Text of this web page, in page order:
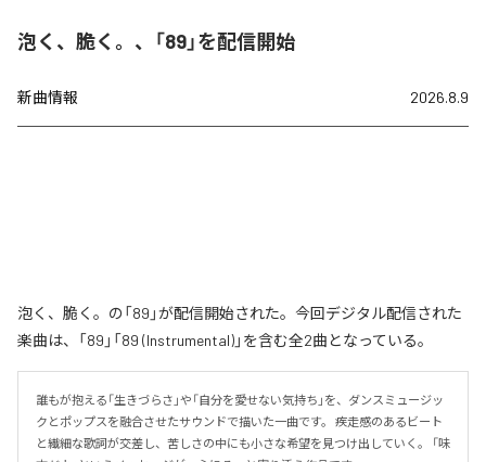
泡く、脆く。、「89」を配信開始
新曲情報 2026.8.9
泡く、脆く。の「89」が配信開始された。今回デジタル配信された
楽曲は、「89」「89 (Instrumental)」を含む全2曲となっている。
誰もが抱える「生きづらさ」や「自分を愛せない気持ち」を、ダンスミュージッ
クとポップスを融合させたサウンドで描いた一曲です。 疾走感のあるビート
と繊細な歌詞が交差し、苦しさの中にも小さな希望を見つけ出していく。 「味